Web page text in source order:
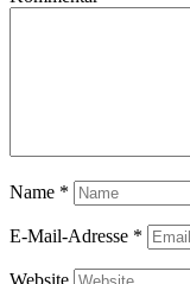
Name *
E-Mail-Adresse *